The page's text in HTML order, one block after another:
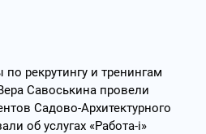
рекрутингу и тренингам
Савоськина провели
Садово-Архитектурного
об услугах «Работа-i»